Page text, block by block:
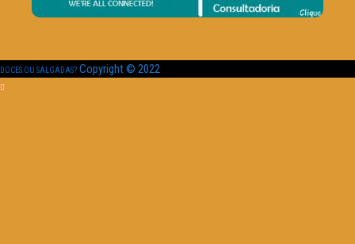
DOCES OU SALGADAS? Copyright © 2022